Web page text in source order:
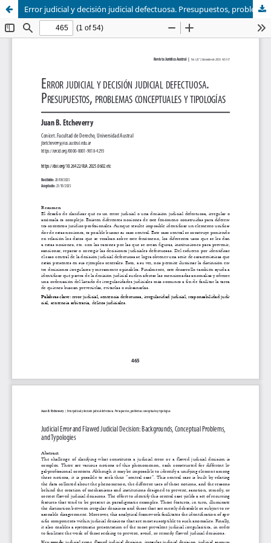
Error judicial y decisión judicial defectuosa. Presupuestos, problemas conceptuales y tipologías